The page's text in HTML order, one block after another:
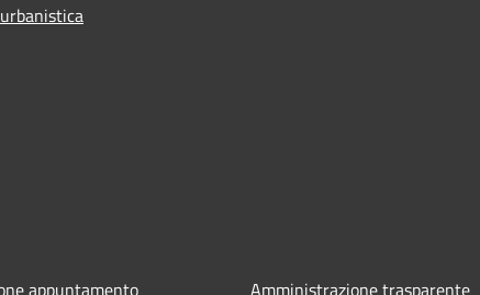
appuntamento Amministrazione trasparente